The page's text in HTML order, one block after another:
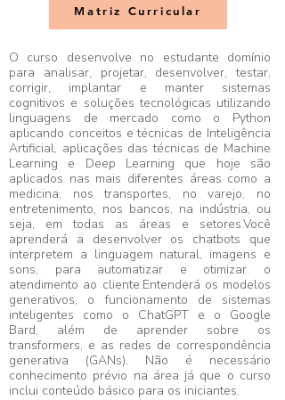
Matriz Curricular
O curso desenvolve no estudante domínio
para analisar, projetar, desenvolver, testar,
corrigir, implantar e manter sistemas
cognitivos e soluções tecnológicas utilizando
linguagens de mercado como o Python
aplicando conceitos e técnicas de Inteligência
Artificial, aplicações das técnicas de Machine
Learning e Deep Learning que hoje são
aplicados nas mais diferentes áreas como a
medicina, nos transportes, no varejo, no
entretenimento, nos bancos, na indústria, ou
seja, em todas as áreas e setores.Você
aprenderá a desenvolver os chatbots que
interpretem a linguagem natural, imagens e
sons, para automatizar e otimizar o
atendimento ao cliente.Entenderá os modelos
generativos, o funcionamento de sistemas
inteligentes como o ChatGPT e o Google
Bard, além de aprender sobre os
transformers, e as redes de correspondência
generativa (GANs). Não é necessário
conhecimento prévio na área já que o curso
inclui conteúdo básico para os iniciantes.